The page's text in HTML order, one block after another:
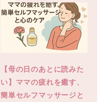
【母の日のあとに読みた
い】ママの疲れを癒す、
簡単セルフマッサージと